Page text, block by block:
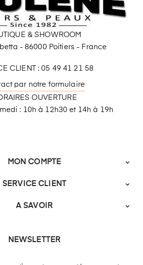
& SHOWROOM
- 86000 Poitiers - France
CLIENT : 05 49 41 21 58
par notre formulaire
OUVERTURE
: 10h à 12h30 et 14h à 19h
MON COMPTE 
SERVICE CLIENT 
A SAVOIR 
NEWSLETTER